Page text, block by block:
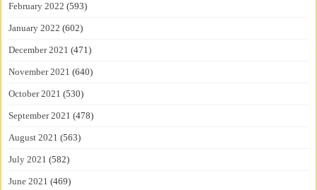
February 2022 (593)
January 2022 (602)
December 2021 (471)
November 2021 (640)
October 2021 (530)
September 2021 (478)
August 2021 (563)
July 2021 (582)
June 2021 (469)